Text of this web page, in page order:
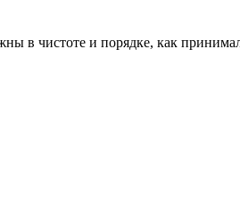
в чистоте и порядке, как